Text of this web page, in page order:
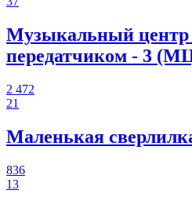
Музыкальный центр
передатчиком - 3
2 472
21
Маленькая
836
13